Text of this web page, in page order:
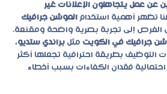
عن عمل يتجاهلون الإعلانات غير
تظهر أهمية استخدام الموشن جرافيك
الفرص إلى تجربة بصرية واضحة ومقنعة.
جرافيك في الكويت مثل براندي ستديو،
التوظيف بطريقة احترافية تجعلها أكثر
احتمالية فقدان الكفاءات بسبب أخطاء